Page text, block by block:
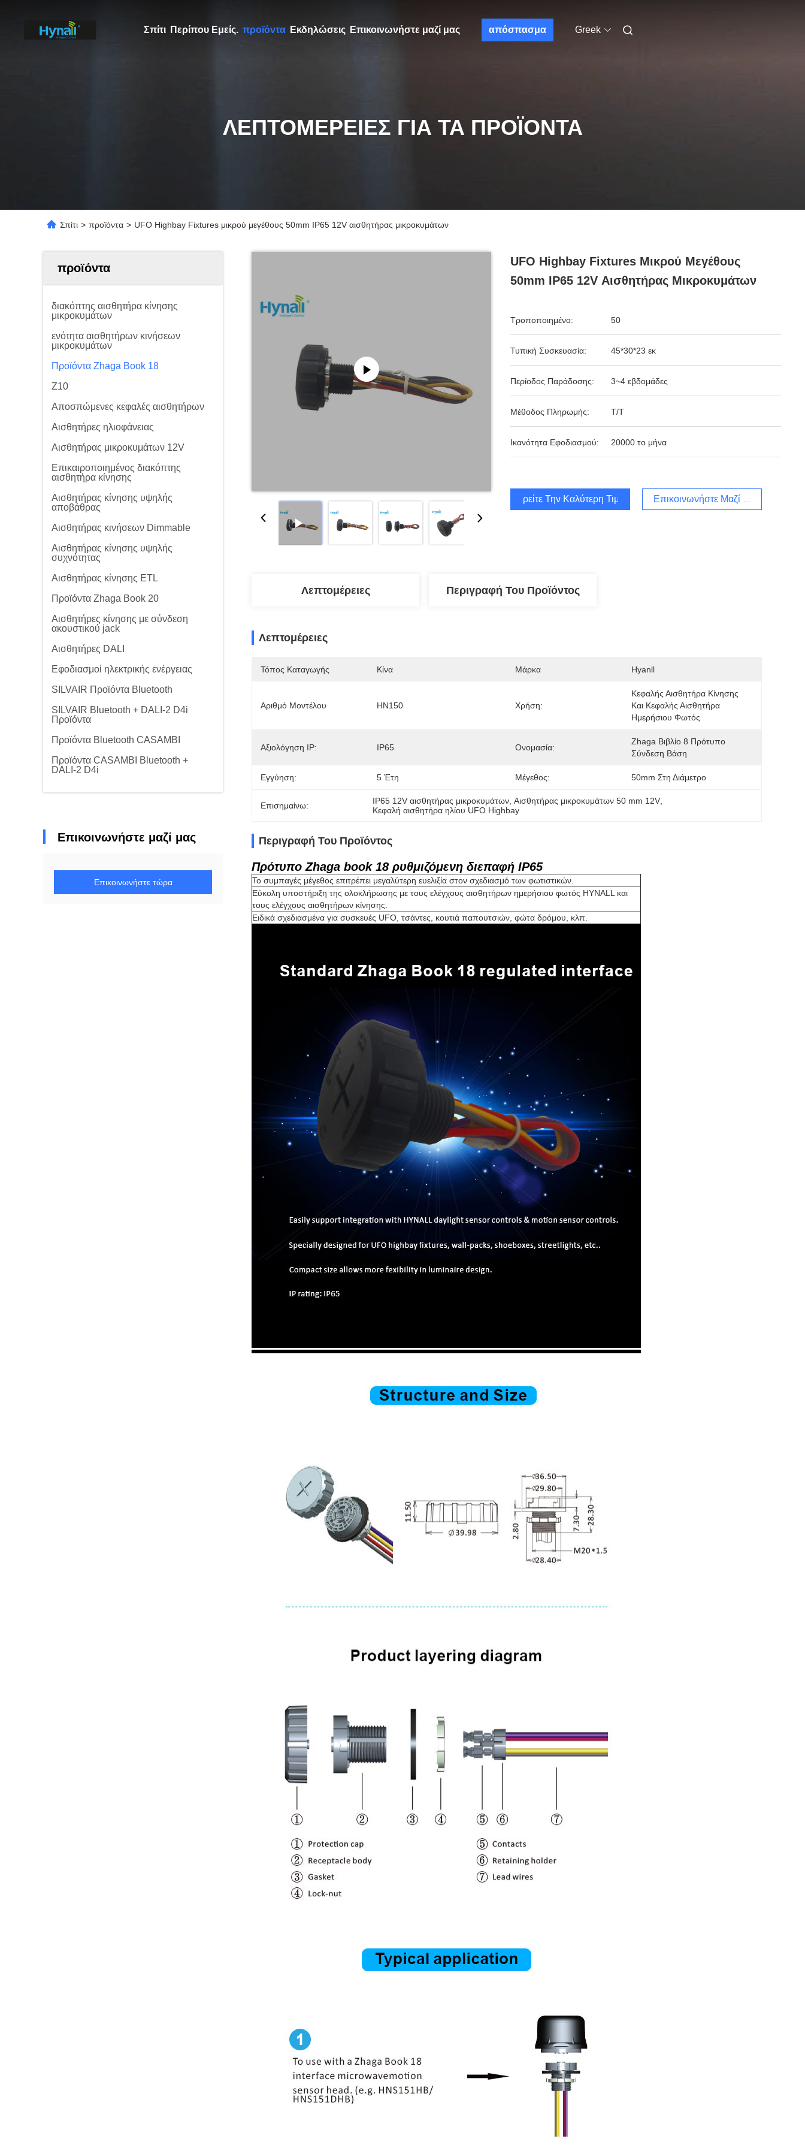
Σπίτι Περίπου Εμείς. προϊόντα Εκδηλώσεις Επικοινωνήστε μαζί μας απόσπασμα Greek
ΛΕΠΤΟΜΈΡΕΙΕΣ ΓΙΑ ΤΑ ΠΡΟΪΌΝΤΑ
Σπίτι > προϊόντα > UFO Highbay Fixtures μικρού μεγέθους 50mm IP65 12V αισθητήρας μικροκυμάτων
προϊόντα
διακόπτης αισθητήρα κίνησης
μικροκυμάτων
ενότητα αισθητήρων κινήσεων
μικροκυμάτων
Προϊόντα Zhaga Book 18
Z10
Αποσπώμενες κεφαλές αισθητήρων
Αισθητήρες ηλιοφάνειας
Αισθητήρας μικροκυμάτων 12V
Επικαιροποιημένος διακόπτης
αισθητήρα κίνησης
Αισθητήρας κίνησης υψηλής
αποβάθρας
Αισθητήρας κινήσεων Dimmable
Αισθητήρας κίνησης υψηλής
συχνότητας
Αισθητήρας κίνησης ETL
Προϊόντα Zhaga Book 20
Αισθητήρες κίνησης με σύνδεση
ακουστικού jack
Αισθητήρες DALI
Εφοδιασμοί ηλεκτρικής ενέργειας
SILVAIR Προϊόντα Bluetooth
SILVAIR Bluetooth + DALI-2 D4i
Προϊόντα
Προϊόντα Bluetooth CASAMBI
Προϊόντα CASAMBI Bluetooth +
DALI-2 D4i
Επικοινωνήστε μαζί μας
Επικοινωνήστε τώρα
UFO Highbay Fixtures Μικρού Μεγέθους
50mm IP65 12V Αισθητήρας Μικροκυμάτων
Τροποποιημένο: 50
Τυπική Συσκευασία: 45*30*23 εκ
Περίοδος Παράδοσης: 3~4 εβδομάδες
Μέθοδος Πληρωμής: Τ/Τ
Ικανότητα Εφοδιασμού: 20000 το μήνα
Βρείτε Την Καλύτερη Τιμή Επικοινωνήστε Μαζί Μας
Λεπτομέρειες Περιγραφή Του Προϊόντος
Λεπτομέρειες
Τόπος Καταγωγής Κίνα Μάρκα Hyanll
Αριθμό Μοντέλου HN150 Χρήση:
Κεφαλής Αισθητήρα Κίνησης
Και Κεφαλής Αισθητήρα
Ημερήσιου Φωτός
Αξιολόγηση IP: IP65 Ονομασία:
Zhaga Βιβλίο 8 Πρότυπο
Σύνδεση Βάση
Εγγύηση: 5 Έτη Μέγεθος: 50mm Στη Διάμετρο
Επισημαίνω: IP65 12V αισθητήρας μικροκυμάτων , Αισθητήρας μικροκυμάτων 50 mm 12V
Κεφαλή αισθητήρα ηλίου UFO Highbay
Περιγραφή Του Προϊόντος
Πρότυπο Zhaga book 18 ρυθμιζόμενη διεπαφή IP65
Το συμπαγές μέγεθος επιτρέπει μεγαλύτερη ευελιξία στον σχεδιασμό των φωτιστικών.
Εύκολη υποστήριξη της ολοκλήρωσης με τους ελέγχους αισθητήρων ημερήσιου φωτός HYNALL και
τους ελέγχους αισθητήρων κίνησης.
Ειδικά σχεδιασμένα για συσκευές UFO, τσάντες, κουτιά παπουτσιών, φώτα δρόμου, κλπ.